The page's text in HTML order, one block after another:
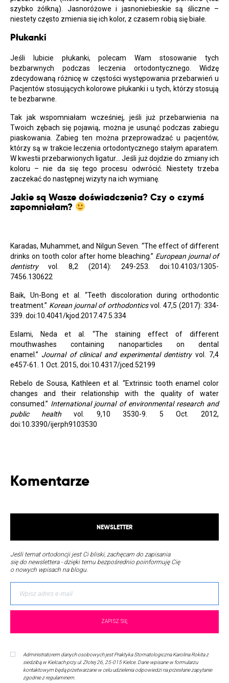
szybko żółkną). Jasnoróżowe i jasnoniebieskie są śliczne –
niestety często zmienia się ich kolor, z czasem robią się białe.
Płukanki
Jeśli lubicie płukanki, polecam Wam stosowanie tych
bezbarwnych podczas leczenia ortodontycznego. Widzę
zdecydowaną różnicę w częstości występowania przebarwień u
Pacjentów stosujących kolorowe płukanki i u tych, którzy stosują
te bezbarwne.
Tak jak wspomniałam wcześniej, jeśli już przebarwienia na
Twoich zębach się pojawią, można je usunąć podczas zabiegu
piaskowania. Zabieg ten można przeprowadzać u pacjentów,
którzy są w trakcie leczenia ortodontycznego stałym aparatem.
W kwestii przebarwionych ligatur… Jeśli już dojdzie do zmiany ich
koloru – nie da się tego procesu odwrócić. Niestety trzeba
zaczekać do następnej wizyty na ich wymianę.
Jakie są Wasze doświadczenia? Czy o czymś
zapomniałam?
Karadas, Muhammet, and Nilgun Seven. “The effect of different
drinks on tooth color after home bleaching.” European journal of
dentistryvol. 8,2 (2014): 249-253. doi:10.4103/1305-
7456.130622
Baik, Un-Bong et al. “Teeth discoloration during orthodontic
treatment.” Korean journal of orthodonticsvol. 47,5 (2017): 334-
339. doi:10.4041/kjod.2017.47.5.334
Eslami, Neda et al. “The staining effect of different
mouthwashes containing nanoparticles on dental
enamel.” Journal of clinical and experimental dentistryvol. 7,4
e457-61. 1 Oct. 2015, doi:10.4317/jced.52199
Rebelo de Sousa, Kathleen et al. “Extrinsic tooth enamel color
changes and their relationship with the quality of water
consumed.” International journal of environmental research and
public health vol. 9,10 3530-9. 5 Oct. 2012,
doi:10.3390/ijerph9103530
Komentarze
NEWSLETTER
Jeśli temat ortodoncji jest Ci bliski, zachęcam do zapisania
się do newslettera - dzięki temu bezpośrednio poinformuję Cię
o nowych wpisach na blogu.
Administratorem danych osobowych jest Praktyka Stomatologiczna Karolina Rokita z
siedzibą w Kielcach przy ul. Złotej 26, 25-015 Kielce. Dane wpisane w formularzu
kontaktowym będą przetwarzane w celu udzielenia odpowiedzi na przesłane zapytanie
zgodnie z regulaminem.